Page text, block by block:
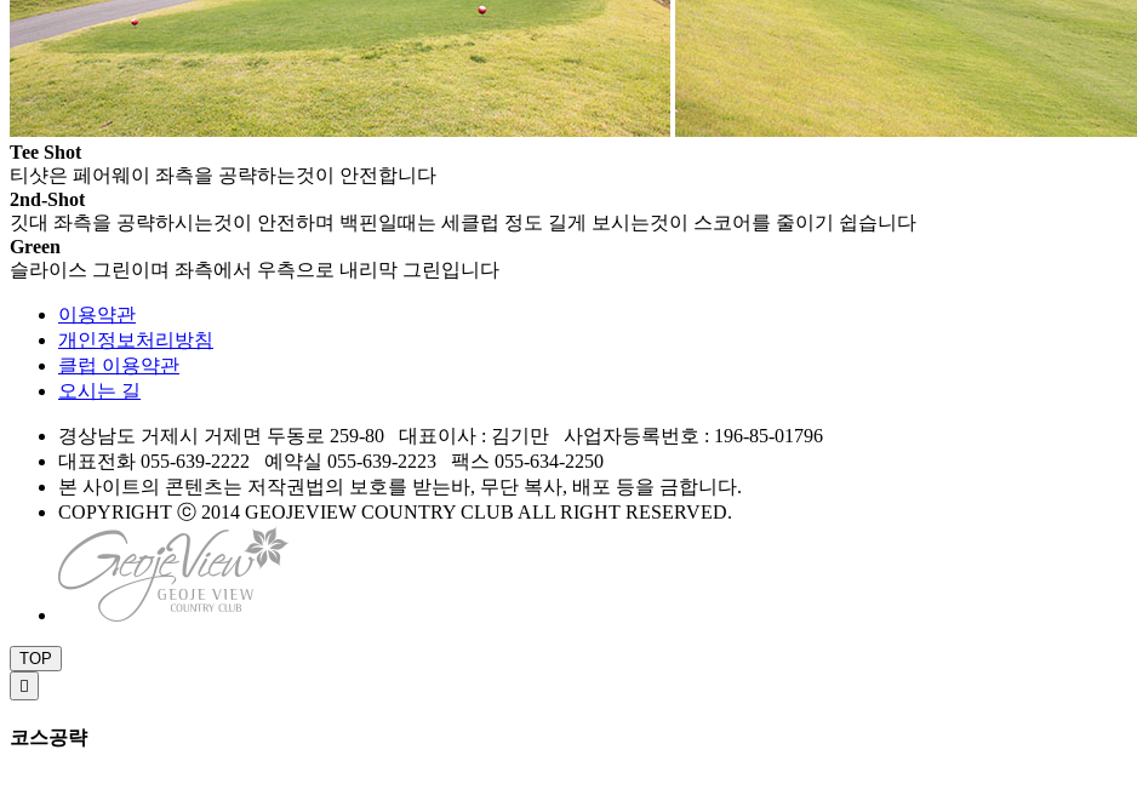
Tee Shot
티샷은 페어웨이 좌측을 공략하는것이 안전합니다
2nd-Shot
깃대 좌측을 공략하시는것이 안전하며 백핀일때는 세클럽 정도 길게 보시는것이 스코어를 줄이기 쉽습니다
Green
슬라이스 그린이며 좌측에서 우측으로 내리막 그린입니다
이용약관
개인정보처리방침
클럽 이용약관
오시는 길
경상남도 거제시 거제면 두동로 259-80 대표이사 : 김기만
사업자등록번호 : 196-85-01796
대표전화 055-639-2222
예약실 055-639-2223
팩스 055-634-2250
본 사이트의 콘텐츠는 저작권법의 보호를 받는바, 무단 복사, 배포 등을 금합니다.
COPYRIGHT ⓒ 2014 GEOJEVIEW COUNTRY CLUB ALL RIGHT RESERVED.
TOP

코스공략